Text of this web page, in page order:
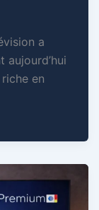
a
aujourd’hui
en